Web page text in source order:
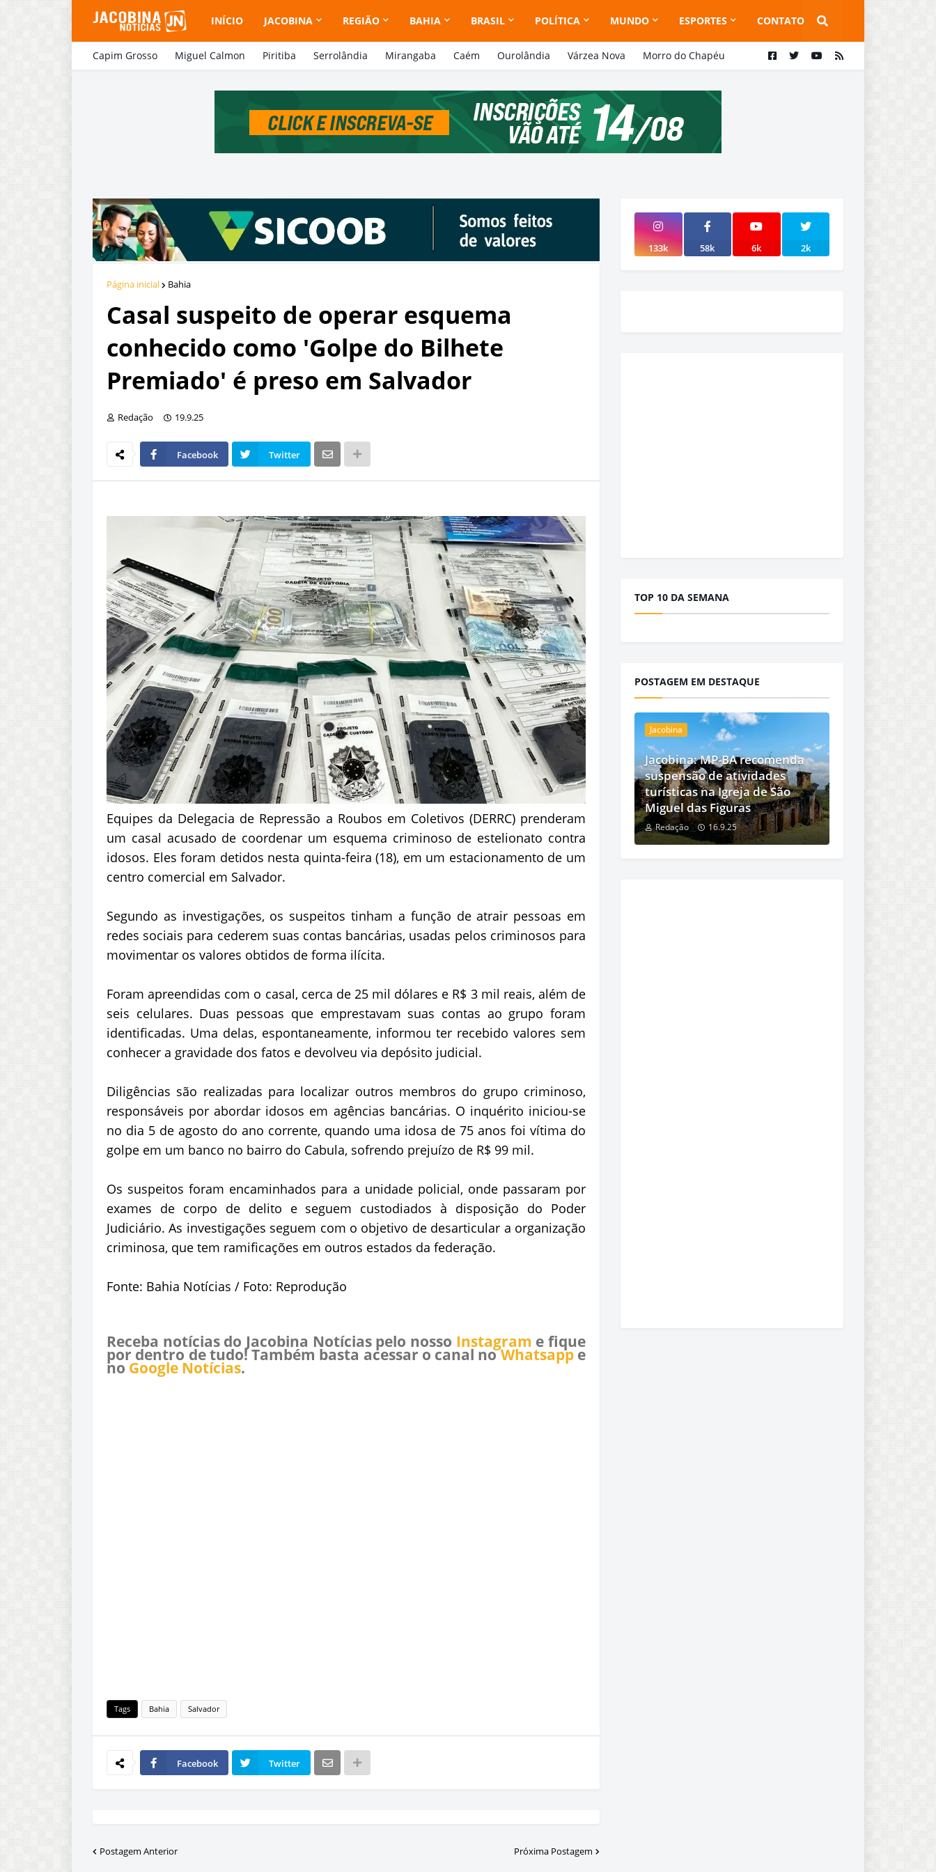
INÍCIO JACOBINA REGIÃO BAHIA BRASIL POLÍTICA MUNDO ESPORTES CONTATO
Capim Grosso Miguel Calmon Piritiba Serrolândia Mirangaba Caém Ourolândia Várzea Nova Morro do Chapéu
Página inicial Bahia
Casal suspeito de operar esquema
conhecido como 'Golpe do Bilhete
Premiado' é preso em Salvador
Redação 19.9.25
Facebook Twitter
Equipes da Delegacia de Repressão a Roubos em Coletivos (DERRC) prenderam
um casal acusado de coordenar um esquema criminoso de estelionato contra
idosos. Eles foram detidos nesta quinta-feira (18), em um estacionamento de um
centro comercial em Salvador.
Segundo as investigações, os suspeitos tinham a função de atrair pessoas em
redes sociais para cederem suas contas bancárias, usadas pelos criminosos para
movimentar os valores obtidos de forma ilícita.
Foram apreendidas com o casal, cerca de 25 mil dólares e R$ 3 mil reais, além de
seis celulares. Duas pessoas que emprestavam suas contas ao grupo foram
identificadas. Uma delas, espontaneamente, informou ter recebido valores sem
conhecer a gravidade dos fatos e devolveu via depósito judicial.
Diligências são realizadas para localizar outros membros do grupo criminoso,
responsáveis por abordar idosos em agências bancárias. O inquérito iniciou-se
no dia 5 de agosto do ano corrente, quando uma idosa de 75 anos foi vítima do
golpe em um banco no bairro do Cabula, sofrendo prejuízo de R$ 99 mil.
Os suspeitos foram encaminhados para a unidade policial, onde passaram por
exames de corpo de delito e seguem custodiados à disposição do Poder
Judiciário. As investigações seguem com o objetivo de desarticular a organização
criminosa, que tem ramificações em outros estados da federação.
Fonte: Bahia Notícias / Foto: Reprodução
Receba notícias do Jacobina Notícias pelo nosso Instagram e fique
por dentro de tudo! Também basta acessar o canal noWhatsappe
no Google Notícias.
Tags Bahia Salvador
Facebook Twitter
Postagem Anterior Próxima Postagem
133k 58k 6k 2k
TOP 10 DA SEMANA
POSTAGEM EM DESTAQUE
Jacobina
Jacobina: MP-BA recomenda
suspensão de atividades
turísticas na Igreja de São
Miguel das Figuras
Redação 16.9.25